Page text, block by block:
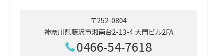
〒252-0804
神奈川県藤沢市湘南台2-13-4 大門ビル2FA
0466-54-7618